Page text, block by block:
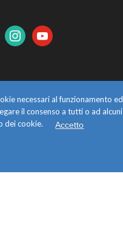
instagramyoutube
necessari al funzionamento ed
il consenso a tutti o ad alcuni
dei cookie.
Accetto